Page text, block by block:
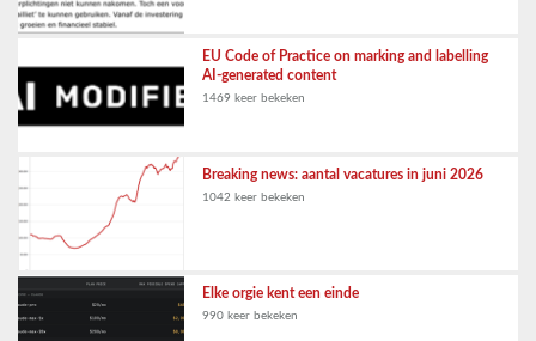
EU Code of Practice on marking and labelling
AI-generated content
1469 keer bekeken
Breaking news: aantal vacatures in juni 2026
1042 keer bekeken
Elke orgie kent een einde
990 keer bekeken